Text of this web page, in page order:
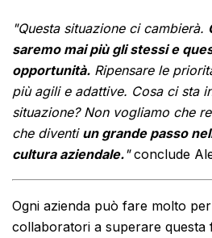
"Questa situazione ci cambierà.
saremo mai più gli stessi e
opportunità. Ripensare le
più agili e adattive. Cosa ci sta
situazione? Non vogliamo che
che diventi un grande passo
cultura aziendale."conclude
Ogni azienda può fare molto
collaboratori a superare questa